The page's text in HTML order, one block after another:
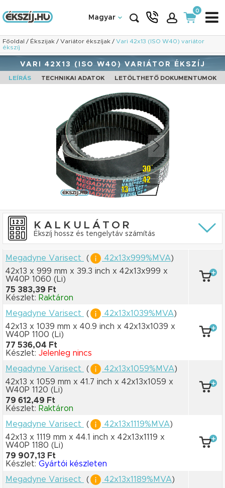
Magyar
0
Főoldal / Ékszijak / Variátor ékszíjak / Vari 42x13 (ISO W40) variátor
ékszíj
VARI 42X13 (ISO W40) VARIÁTOR ÉKSZÍJ
LEÍRÁS TECHNIKAI ADATOK LETÖLTHETŐ DOKUMENTUMOK
KALKULÁTOR
Ékszíj hossz és tengelytáv számítás
Megadyne Varisect ( 42x13x999%MVA)
42x13 x 999 mm x 39.3 inch x 42x13x999 x
W40P 1060 (Li)
75 383,39 Ft
Készlet: Raktáron
Megadyne Varisect
( 42x13x1039%MVA)
42x13 x 1039 mm x 40.9 inch x 42x13x1039 x
W40P 1100 (Li)
77 536,04 Ft
Készlet: Jelenleg nincs
Megadyne Varisect
( 42x13x1059%MVA)
42x13 x 1059 mm x 41.7 inch x 42x13x1059 x
W40P 1120 (Li)
79 612,49 Ft
Készlet: Raktáron
Megadyne Varisect
( 42x13x1119%MVA)
42x13 x 1119 mm x 44.1 inch x 42x13x1119 x
W40P 1180 (Li)
79 907,13 Ft
Készlet: Gyártói készleten
Megadyne Varisect
( 42x13x1189%MVA)